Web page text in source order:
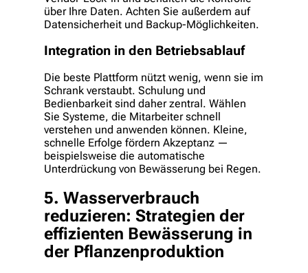
über Ihre Daten. Achten Sie außerdem auf
Datensicherheit und Backup-Möglichkeiten.
Integration in den Betriebsablauf
Die beste Plattform nützt wenig, wenn sie im
Schrank verstaubt. Schulung und
Bedienbarkeit sind daher zentral. Wählen
Sie Systeme, die Mitarbeiter schnell
verstehen und anwenden können. Kleine,
schnelle Erfolge fördern Akzeptanz —
beispielsweise die automatische
Unterdrückung von Bewässerung bei Regen.
5. Wasserverbrauch
reduzieren: Strategien der
effizienten Bewässerung in
der Pflanzenproduktion